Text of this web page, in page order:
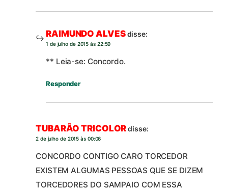
RAIMUNDO ALVESdisse:
1 de julho de 2015 às 22:59
** Leia-se: Concordo.
Responder
TUBARÃO TRICOLORdisse:
2 de julho de 2015 às 00:06
CONCORDO CONTIGO CARO TORCEDOR
EXISTEM ALGUMAS PESSOAS QUE SE DIZEM
TORCEDORES DO SAMPAIO COM ESSA